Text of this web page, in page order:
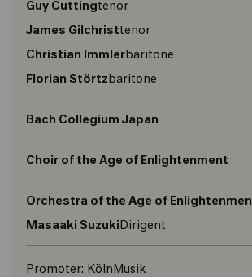
Guy Cuttingtenor
James Gilchristtenor
Christian Immlerbaritone
Florian Störtzbaritone
Bach Collegium Japan
Choir of the Age of Enlightenment
Orchestra of the Age of
Masaaki SuzukiDirigent
Promoter: KölnMusik